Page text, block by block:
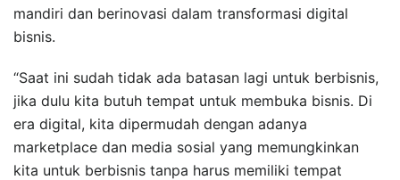
mandiri dan berinovasi dalam transformasi digital
bisnis.
“Saat ini sudah tidak ada batasan lagi untuk berbisnis,
jika dulu kita butuh tempat untuk membuka bisnis. Di
era digital, kita dipermudah dengan adanya
marketplace dan media sosial yang memungkinkan
kita untuk berbisnis tanpa harus memiliki tempat